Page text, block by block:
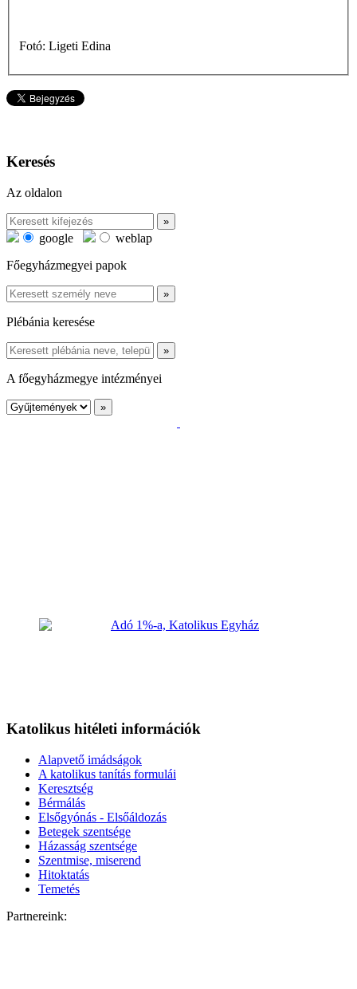
Fotó: Ligeti Edina
Keresés
Az oldalon
google
weblap
Főegyházmegyei papok
Plébánia keresése
A főegyházmegye intézményei
Katolikus hitéleti információk
Alapvető imádságok
A katolikus tanítás formulái
Keresztség
Bérmálás
Elsőgyónás - Elsőáldozás
Betegek szentsége
Házasság szentsége
Szentmise, miserend
Hitoktatás
Temetés
Partnereink: